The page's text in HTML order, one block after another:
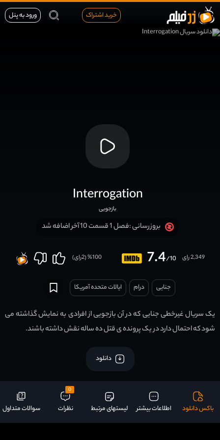
خرید اشتراک ورود به پنل
Interrogation
بازجویی
بروزرسانی :فصل 1 قسمت 10 آخر اضافه شد
7.4/10 2,349 رای 100
% (
2رای)
جنایی درام ایالات متحده آمریکا
یک سریال غیرخطی جنایی که در آن بازجویی از افرادی به نمایش گذاشته می
شود که احتمال دارد در یک پرونده ی قتل ده ساله نقش داشته باشند.
دانلود
باکس دانلود اطلاعات بیشتر لیستهای مرتبط
0
نظرات سوالات متداول